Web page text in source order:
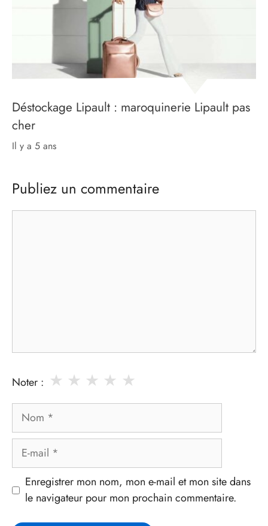
Déstockage Lipault : maroquinerie Lipault pas
cher
il y a 5 ans
Publiez un commentaire
Noter : ★
★
★
★
★
Nom
Enregistrer mon nom, mon e-mail et mon site dans
le navigateur pour mon prochain commentaire.